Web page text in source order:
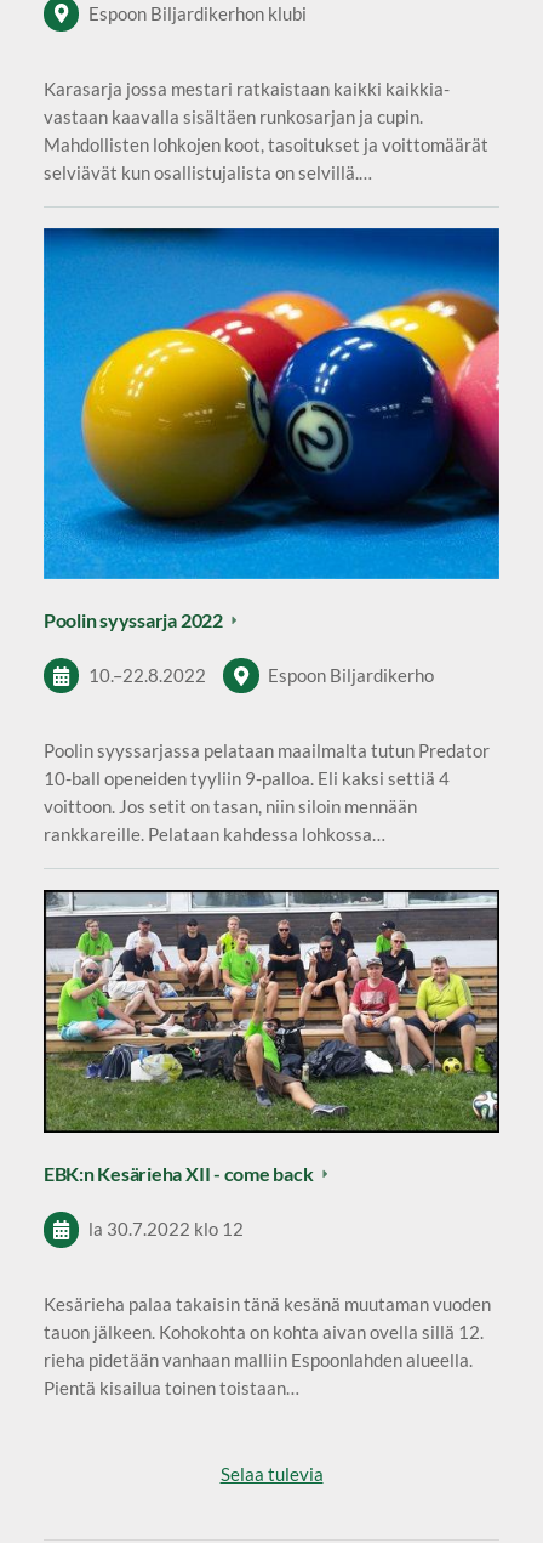
Espoon Biljardikerhon klubi
Karasarja jossa mestari ratkaistaan kaikki kaikkia-
vastaan kaavalla sisältäen runkosarjan ja cupin.
Mahdollisten lohkojen koot, tasoitukset ja voittomäärät
selviävät kun osallistujalista on selvillä.…
Poolin syyssarja 2022
10.–22.8.2022 Espoon Biljardikerho
Poolin syyssarjassa pelataan maailmalta tutun Predator
10-ball openeiden tyyliin 9-palloa. Eli kaksi settiä 4
voittoon. Jos setit on tasan, niin siloin mennään
rankkareille. Pelataan kahdessa lohkossa…
EBK:n Kesärieha XII - come back
la 30.7.2022 klo 12
Kesärieha palaa takaisin tänä kesänä muutaman vuoden
tauon jälkeen. Kohokohta on kohta aivan ovella sillä 12.
rieha pidetään vanhaan malliin Espoonlahden alueella.
Pientä kisailua toinen toistaan…
Selaa tulevia